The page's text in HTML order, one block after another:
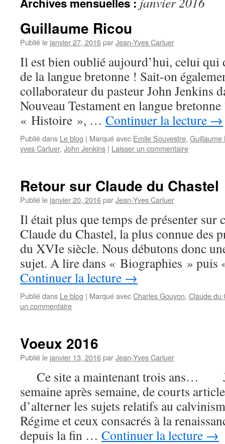
Guillaume Ricou
Publié le janvier 27, 2016parJean-Yves Carluer
Il est bien oublié aujourd’hui, celui qui
de la langue bretonne ! Sait-on
collaborateur du pasteur John Jenkins
Nouveau Testament en langue
« Histoire », … Continuer la lecture →
Publié dans Le blog | Marqué avec Emile Souvestre, Guillaume
yves Carluer, John Jenkins | Laisser un commentaire
Retour sur Claude du Chastel
Publié le janvier 20, 2016parJean-Yves Carluer
Il était plus que temps de présenter sur
Claude du Chastel, la plus connue des
du XVIe siècle. Nous débutons donc
sujet. A lire dans « Biographies »
Continuer la lecture →
Publié dans Le blog | Marqué avecCharles Gouyon, Claude du
un commentaire
Voeux 2016
Publié le janvier 13, 2016parJean-Yves Carluer
Ce site a maintenant trois ans…
semaine après semaine, de courts
d’alterner les sujets relatifs au
Régime et ceux consacrés à la
depuis la fin … Continuer la lecture →